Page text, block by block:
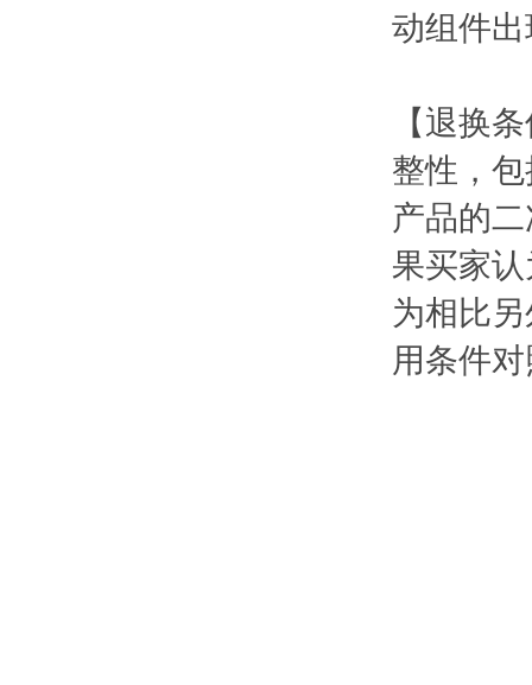
动组件
【退换
整性，
产品的
果买家
为相比
用条件